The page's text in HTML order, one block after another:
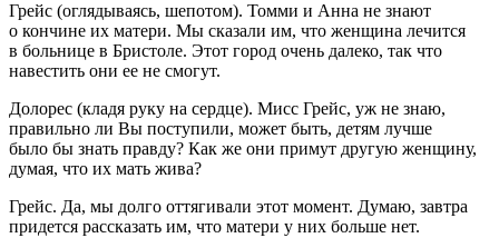
Грейс (оглядываясь, шепотом). Томми и Анна не знают
о кончине их матери. Мы сказали им, что женщина лечится
в больнице в Бристоле. Этот город очень далеко, так что
навестить они ее не смогут.
Долорес (кладя руку на сердце). Мисс Грейс, уж не знаю,
правильно ли Вы поступили, может быть, детям лучше
было бы знать правду? Как же они примут другую женщину,
думая, что их мать жива?
Грейс. Да, мы долго оттягивали этот момент. Думаю, завтра
придется рассказать им, что матери у них больше нет.